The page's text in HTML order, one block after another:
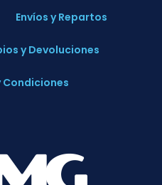
Envíos y Repartos
y Devoluciones
Condiciones